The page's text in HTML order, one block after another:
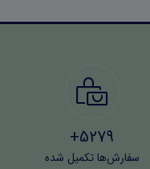
5279+
سفارش‌ها تکمیل شده